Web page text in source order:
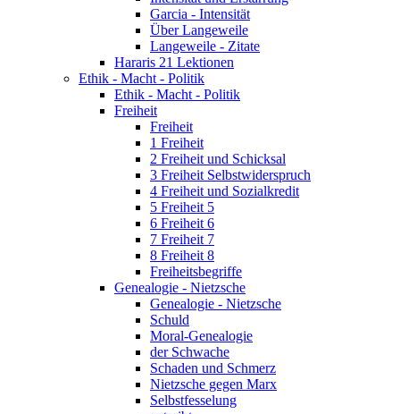
Garcia - Intensität
Über Langeweile
Langeweile - Zitate
Hararis 21 Lektionen
Ethik - Macht - Politik
Ethik - Macht - Politik
Freiheit
Freiheit
1 Freiheit
2 Freiheit und Schicksal
3 Freiheit Selbstwiderspruch
4 Freiheit und Sozialkredit
5 Freiheit 5
6 Freiheit 6
7 Freiheit 7
8 Freiheit 8
Freiheitsbegriffe
Genealogie - Nietzsche
Genealogie - Nietzsche
Schuld
Moral-Genealogie
der Schwache
Schaden und Schmerz
Nietzsche gegen Marx
Selbstfesselung